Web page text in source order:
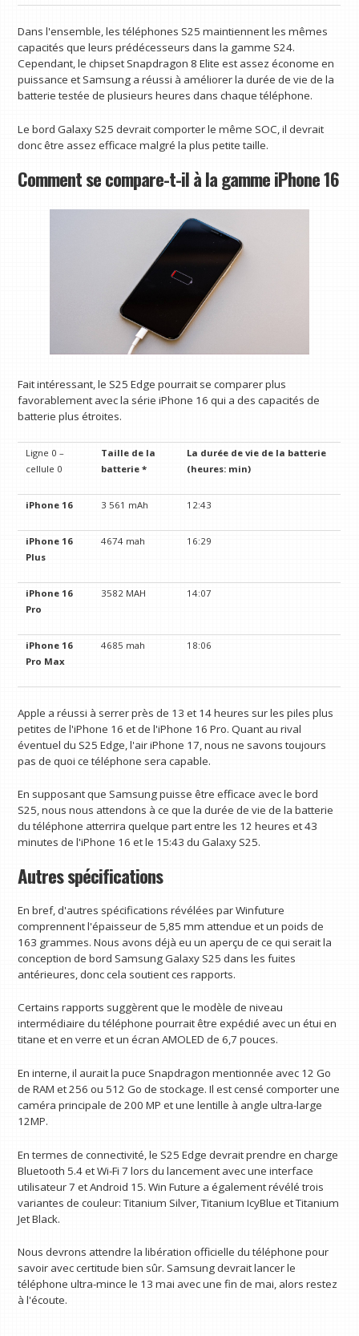
Dans l'ensemble, les téléphones S25 maintiennent les mêmes
capacités que leurs prédécesseurs dans la gamme S24.
Cependant, le chipset Snapdragon 8 Elite est assez économe en
puissance et Samsung a réussi à améliorer la durée de vie de la
batterie testée de plusieurs heures dans chaque téléphone.
Le bord Galaxy S25 devrait comporter le même SOC, il devrait
donc être assez efficace malgré la plus petite taille.
Comment se compare-t-il à la gamme iPhone 16
Fait intéressant, le S25 Edge pourrait se comparer plus
favorablement avec la série iPhone 16 qui a des capacités de
batterie plus étroites.
Ligne 0 –
cellule 0
Taille de la
batterie *
La durée de vie de la batterie
(heures: min)
iPhone 16 3 561 mAh 12:43
iPhone 16
Plus
4674 mah 16:29
iPhone 16
Pro
3582 MAH 14:07
iPhone 16
Pro Max
4685 mah 18:06
Apple a réussi à serrer près de 13 et 14 heures sur les piles plus
petites de l'iPhone 16 et de l'iPhone 16 Pro. Quant au rival
éventuel du S25 Edge, l'air iPhone 17, nous ne savons toujours
pas de quoi ce téléphone sera capable.
En supposant que Samsung puisse être efficace avec le bord
S25, nous nous attendons à ce que la durée de vie de la batterie
du téléphone atterrira quelque part entre les 12 heures et 43
minutes de l'iPhone 16 et le 15:43 du Galaxy S25.
Autres spécifications
En bref, d'autres spécifications révélées par Winfuture
comprennent l'épaisseur de 5,85 mm attendue et un poids de
163 grammes. Nous avons déjà eu un aperçu de ce qui serait la
conception de bord Samsung Galaxy S25 dans les fuites
antérieures, donc cela soutient ces rapports.
Certains rapports suggèrent que le modèle de niveau
intermédiaire du téléphone pourrait être expédié avec un étui en
titane et en verre et un écran AMOLED de 6,7 pouces.
En interne, il aurait la puce Snapdragon mentionnée avec 12 Go
de RAM et 256 ou 512 Go de stockage. Il est censé comporter une
caméra principale de 200 MP et une lentille à angle ultra-large
12MP.
En termes de connectivité, le S25 Edge devrait prendre en charge
Bluetooth 5.4 et Wi-Fi 7 lors du lancement avec une interface
utilisateur 7 et Android 15. Win Future a également révélé trois
variantes de couleur: Titanium Silver, Titanium IcyBlue et Titanium
Jet Black.
Nous devrons attendre la libération officielle du téléphone pour
savoir avec certitude bien sûr. Samsung devrait lancer le
téléphone ultra-mince le 13 mai avec une fin de mai, alors restez
à l'écoute.